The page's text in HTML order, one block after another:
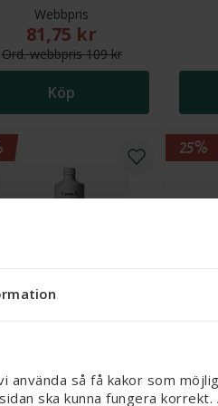
så få kakor som
ska kunna fungera
Webbpris
Nytt reducerat pris: 81,75
81,75 kr
Ord.webbpris109 kr
Köp
25%